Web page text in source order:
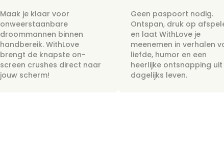
Maak je klaar voor
onweerstaanbare
droommannen binnen
handbereik. WithLove
brengt de knapste on-
screen crushes direct naar
jouw scherm!
Geen paspoort nodig.
Ontspan, druk op
en laat WithLove je
meenemen in verhalen
liefde, humor en een
heerlijke ontsnapping
dagelijks leven.